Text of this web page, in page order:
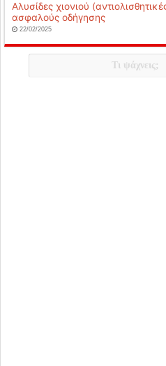
Αλυσίδες χιονιού
ασφαλούς οδήγησης
22/02/2025